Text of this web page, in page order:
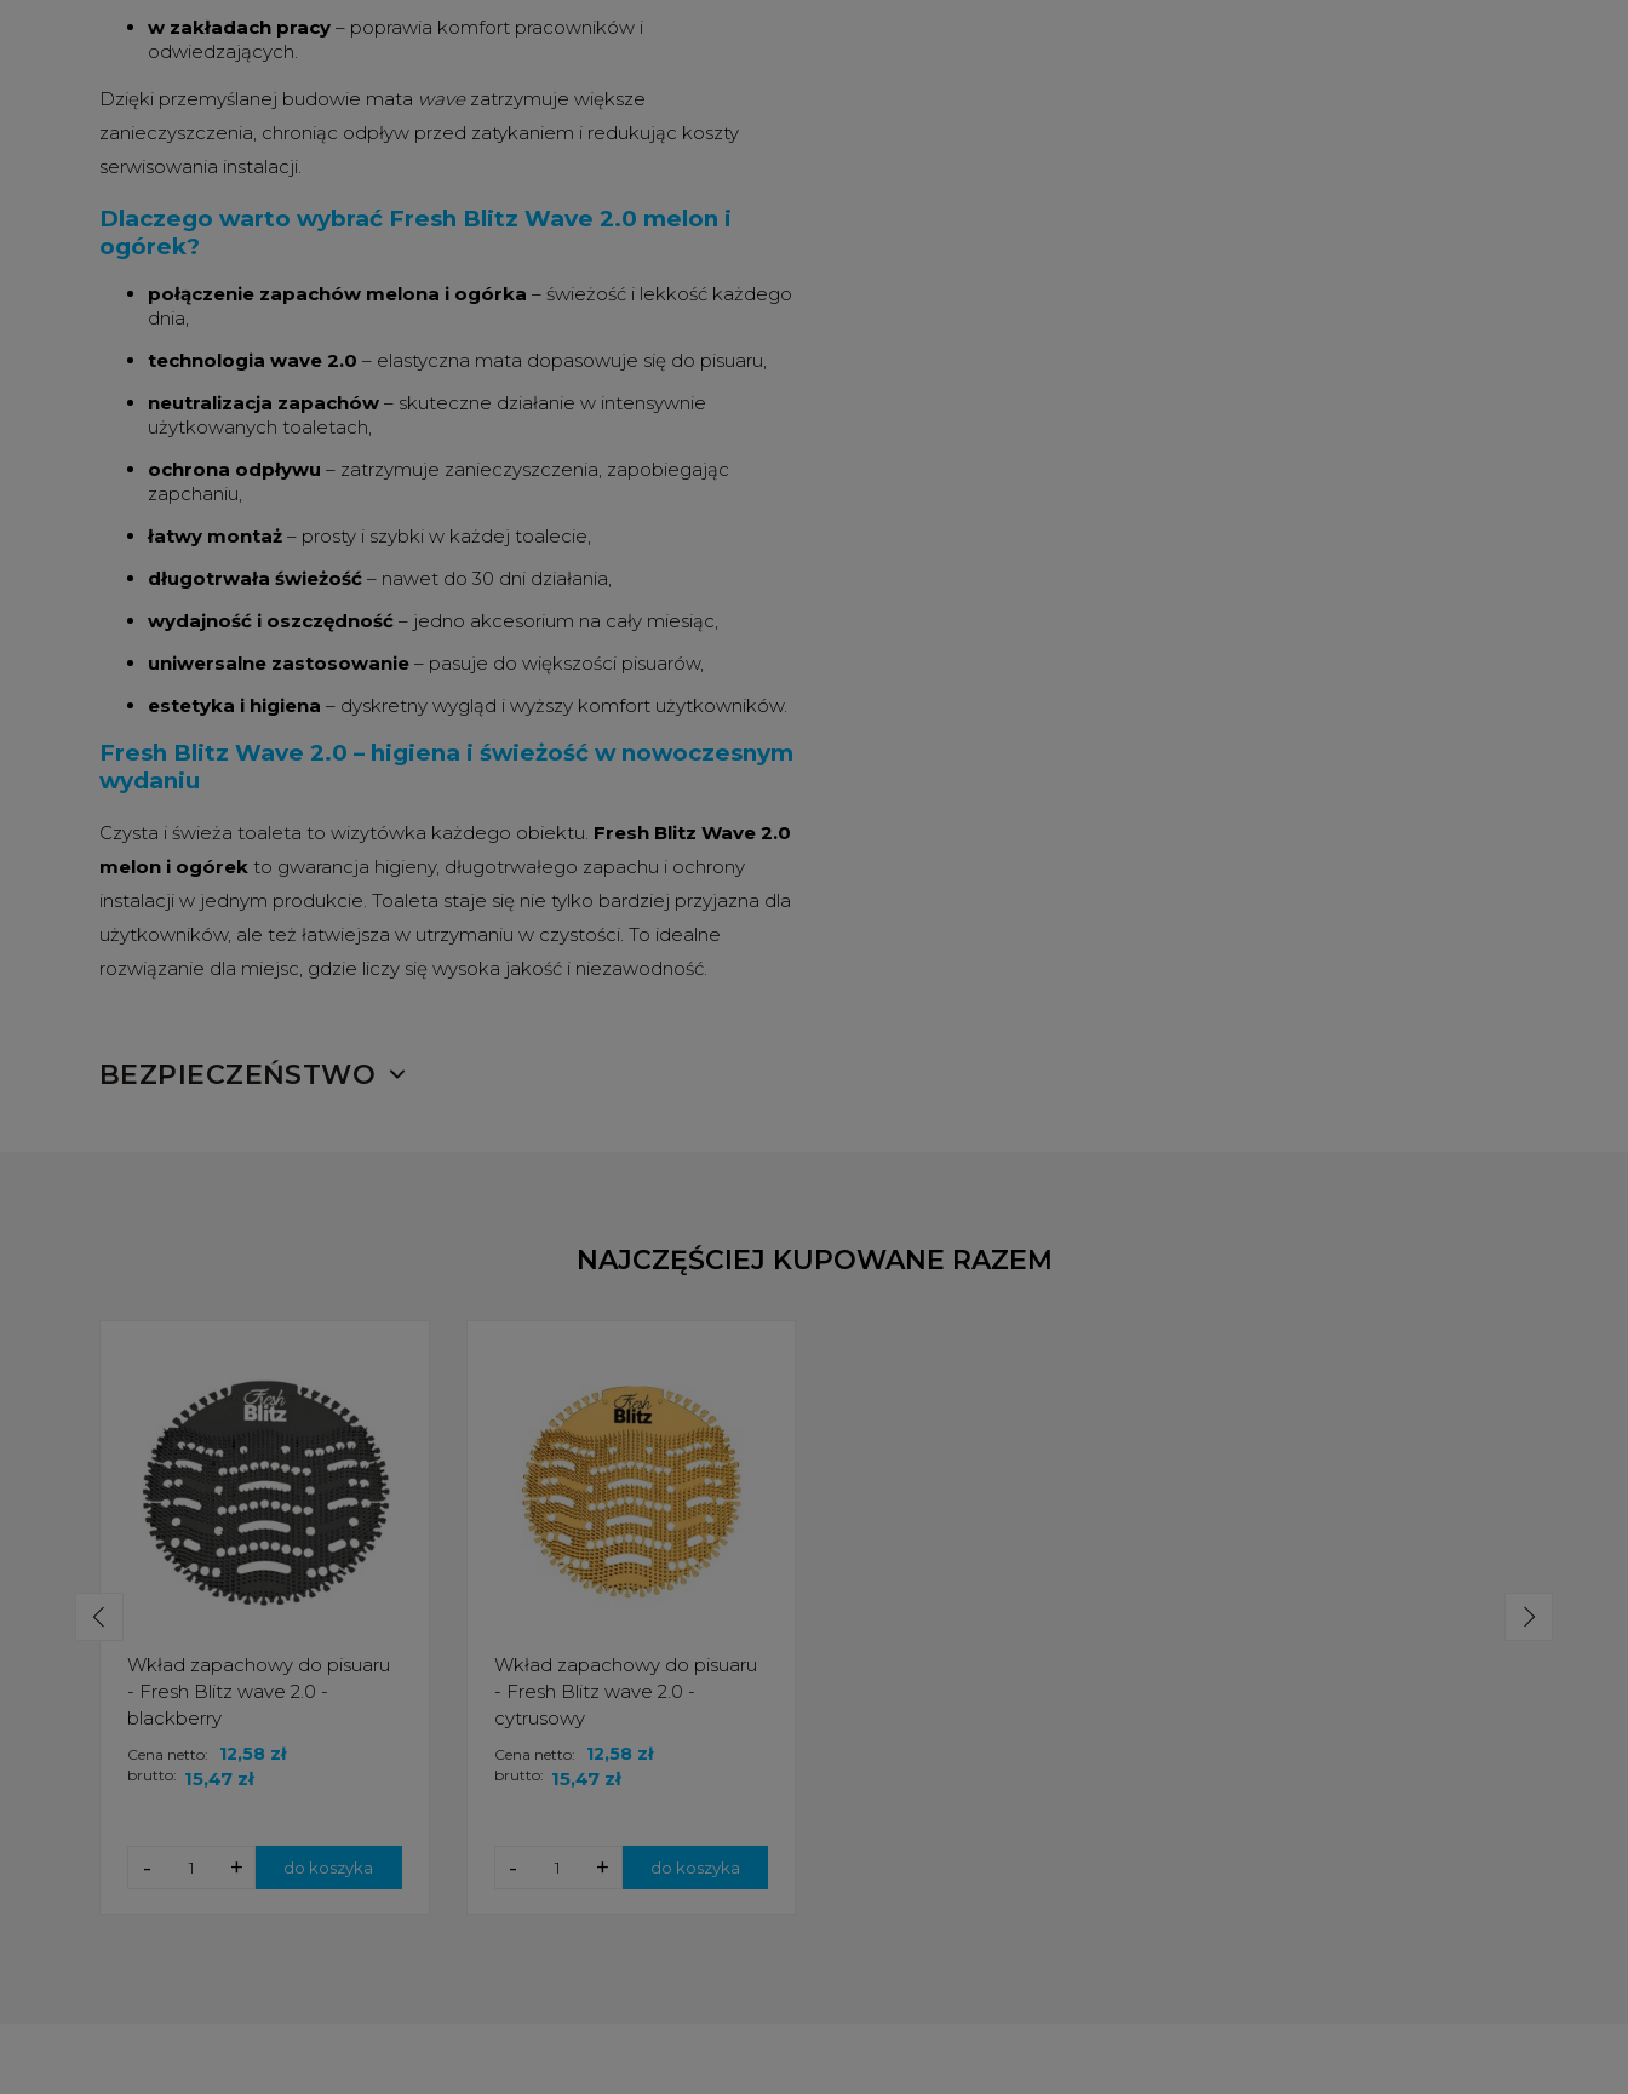
w zakładach pracy – poprawia komfort pracowników i
odwiedzających.
Dzięki przemyślanej budowie mata wavezatrzymuje większe
zanieczyszczenia, chroniąc odpływ przed zatykaniem i redukując koszty
serwisowania instalacji.
Dlaczego warto wybrać Fresh Blitz Wave 2.0 melon i
ogórek?
połączenie zapachów melona i ogórka – świeżość i lekkość każdego
dnia,
technologia wave 2.0 – elastyczna mata dopasowuje się do pisuaru,
neutralizacja zapachów – skuteczne działanie w intensywnie
użytkowanych toaletach,
ochrona odpływu – zatrzymuje zanieczyszczenia, zapobiegając
zapchaniu,
łatwy montaż – prosty i szybki w każdej toalecie,
długotrwała świeżość – nawet do 30 dni działania,
wydajność i oszczędność – jedno akcesorium na cały miesiąc,
uniwersalne zastosowanie – pasuje do większości pisuarów,
estetyka i higiena – dyskretny wygląd i wyższy komfort użytkowników.
Fresh Blitz Wave 2.0 – higiena i świeżość w nowoczesnym
wydaniu
Czysta i świeża toaleta to wizytówka każdego obiektu. Fresh Blitz Wave 2.0
melon i ogórek to gwarancja higieny, długotrwałego zapachu i ochrony
instalacji w jednym produkcie. Toaleta staje się nie tylko bardziej przyjazna dla
użytkowników, ale też łatwiejsza w utrzymaniu w czystości. To idealne
rozwiązanie dla miejsc, gdzie liczy się wysoka jakość i niezawodność.
BEZPIECZEŃSTWO
NAJCZĘŚCIEJ KUPOWANE RAZEM
Wkład zapachowy do pisuaru
- Fresh Blitz wave 2.0 -
blackberry
brutto: 15,47 zł
Cena netto: 12,58 zł
+
- do koszyka
Wkład zapachowy do pisuaru
- Fresh Blitz wave 2.0 -
cytrusowy
brutto: 15,47 zł
Cena netto: 12,58 zł
+
- do koszyka